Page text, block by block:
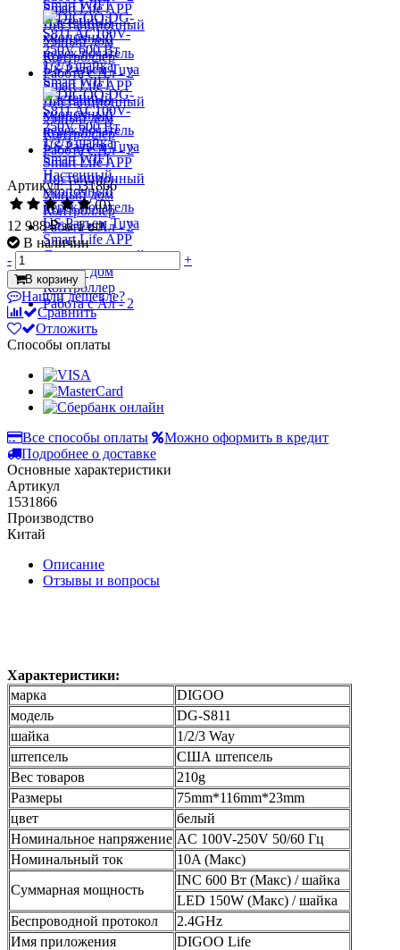
Артикул: 1531866
(0)
12 988 ₽за 1 шт
В наличии
-
+
В корзину
Нашли дешевле?
Сравнить
Отложить
Способы оплаты
Все способы оплаты
Можно оформить в кредит
Подробнее о доставке
Основные характеристики
Артикул
1531866
Производство
Китай
Описание
Отзывы и вопросы
Характеристики:
марка
DIGOO
модель
DG-S811
шайка
1/2/3 Way
штепсель
США штепсель
Вес товаров
210g
Размеры
75mm*116mm*23mm
цвет
белый
Номинальное напряжение AC 100V-250V 50/60 Гц
Номинальный ток
10A (Макс)
Суммарная мощность
INC 600 Вт (Макс) / шайка
LED 150W (Макс) / шайка
Беспроводной протокол
2.4GHz
Имя приложения
DIGOO Life